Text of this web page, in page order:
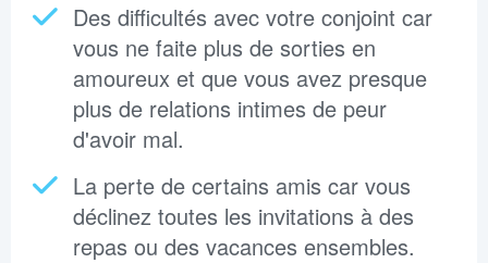
Des difficultés avec votre conjoint car
vous ne faite plus de sorties en
amoureux et que vous avez presque
plus de relations intimes de peur
d'avoir mal.
La perte de certains amis car vous
déclinez toutes les invitations à des
repas ou des vacances ensembles.